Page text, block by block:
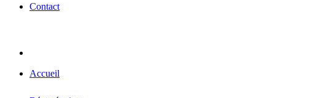
Contact
Accueil